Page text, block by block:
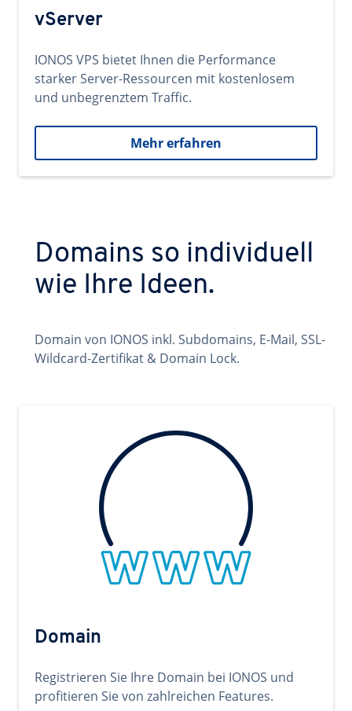
vServer
IONOS VPS bietet Ihnen die Performance
starker Server-Ressourcen mit kostenlosem
und unbegrenztem Traffic.
Mehr erfahren
Domains so individuell
wie Ihre Ideen.
Domain von IONOS inkl. Subdomains, E-Mail, SSL-
Wildcard-Zertifikat & Domain Lock.
Domain
Registrieren Sie Ihre Domain bei IONOS und
profitieren Sie von zahlreichen Features.